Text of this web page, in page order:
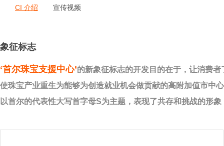
CI 介绍 宣传视频
绍
象征标志
‘首尔珠宝支援中心’的新象征标志的开发目的在于，让消费
使珠宝产业重生为能够为创造就业机会做贡献的高附加值市中
以首尔的代表性大写首字母S为主题，表现了共存和挑战的形